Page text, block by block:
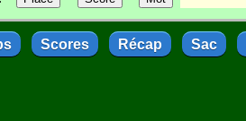
Scores Récap Sac